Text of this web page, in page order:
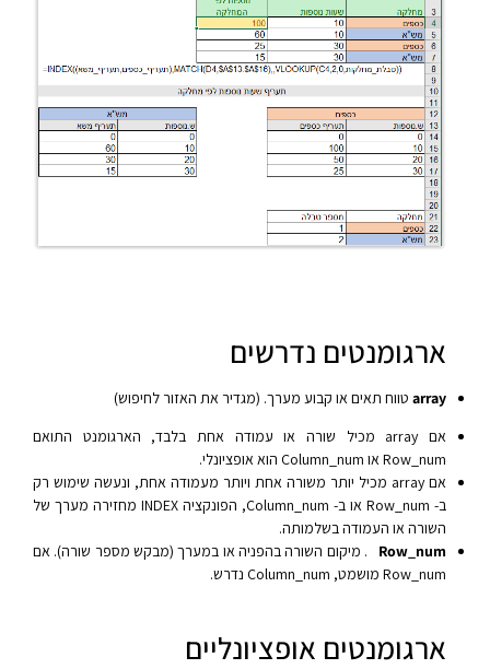
ארגומנטים נדרשים
array טווח תאים או קבוע מערך. (מגדיר את האזור לחיפוש)
אם array מכיל שורה או עמודה אחת בלבד, הארגומנט התואם
Row_num או Column_num הוא אופציונלי.
אם array מכיל יותר משורה אחת ויותר מעמודה אחת, ונעשה שימוש רק
ב- Row_num או ב- Column_num, הפונקציה INDEX מחזירה מערך של
השורה או העמודה בשלמותה.
Row_num . מיקום השורה בהפניה או במערך (מבקש מספר שורה). אם
Row_num מושמט, Column_num נדרש.
ארגומנטים אופציונליים